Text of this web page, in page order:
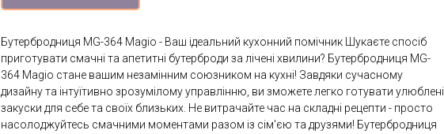
Бутербродниця MG-364 Magio - Ваш ідеальний кухонний помічник Шукаєте спосіб
приготувати смачні та апетитні бутерброди за лічені хвилини? Бутербродниця MG-
364 Magio стане вашим незамінним союзником на кухні! Завдяки сучасному
дизайну та інтуїтивно зрозумілому управлінню, ви зможете легко готувати улюблені
закуски для себе та своїх близьких. Не витрачайте час на складні рецепти - просто
насолоджуйтесь смачними моментами разом із сім'єю та друзями! Бутербродниця